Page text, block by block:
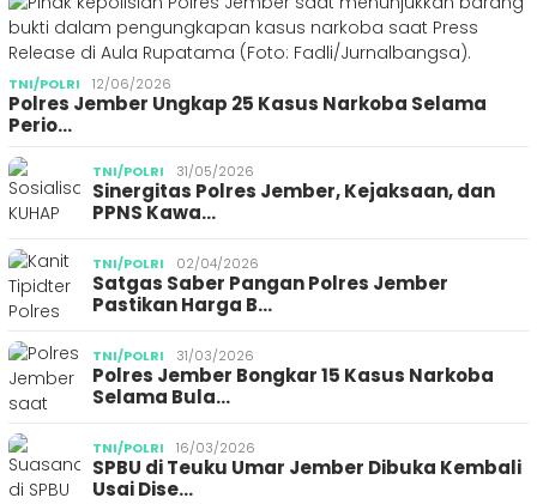
TNI/POLRI 12/06/2026
Polres Jember Ungkap 25 Kasus Narkoba Selama
Perio…
TNI/POLRI 31/05/2026
Sinergitas Polres Jember, Kejaksaan, dan
PPNS Kawa…
TNI/POLRI 02/04/2026
Satgas Saber Pangan Polres Jember
Pastikan Harga B…
TNI/POLRI 31/03/2026
Polres Jember Bongkar 15 Kasus Narkoba
Selama Bula…
TNI/POLRI 16/03/2026
SPBU di Teuku Umar Jember Dibuka Kembali
Usai Dise…